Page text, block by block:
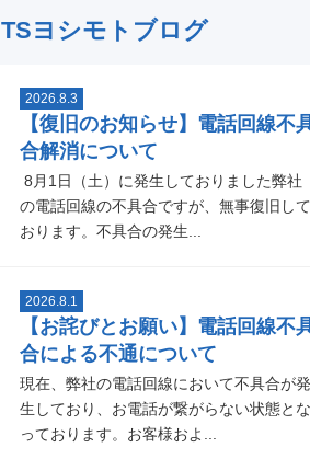
TSヨシモトブログ
2026.8.3
【復旧のお知らせ】電話回線不
合解消について
8月1日（土）に発生しておりました弊社
の電話回線の不具合ですが、無事復旧して
おります。不具合の発生...
2026.8.1
【お詫びとお願い】電話回線不
合による不通について
現在、弊社の電話回線において不具合が発
生しており、お電話が繋がらない状態とな
っております。お客様およ...